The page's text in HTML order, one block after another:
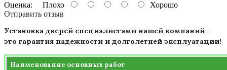
Оценка: Плохо
Хорошо
Отправить отзыв
Установка дверей специалистами нашей компаний -
это гарантия надежности и долголетней эксплуатации!
Наименование основных работ